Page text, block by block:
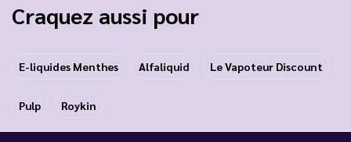
Craquez aussi pour
E-liquides Menthes Alfaliquid Le Vapoteur Discount
Pulp Roykin